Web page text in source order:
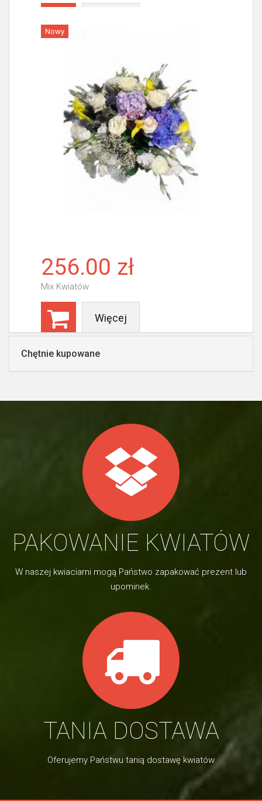
Nowy
256.00 zł
Mix Kwiatów
Więcej
Chętnie kupowane
PAKOWANIE KWIATÓW
W naszej kwiaciarni mogą Państwo zapakować prezent lub
upominek.
TANIA DOSTAWA
Oferujemy Państwu tanią dostawę kwiatów